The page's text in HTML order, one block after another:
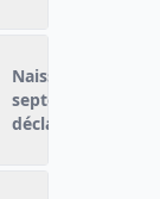
Naissances
septembre 1986
déclarés vivants)